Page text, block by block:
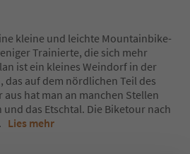
kleine und leichte Mountainbike-
Trainierte, die sich mehr
ist ein kleines Weindorf in der
das auf dem nördlichen Teil des
hat man an manchen Stellen
das Etschtal. Die Biketour nach
Lies mehr